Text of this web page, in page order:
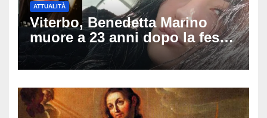
ATTUALITÀ
Viterbo, Benedetta Marino
muore a 23 anni dopo la festa
di compleanno: trovata senza
vita nell’ex consorzio, è giallo